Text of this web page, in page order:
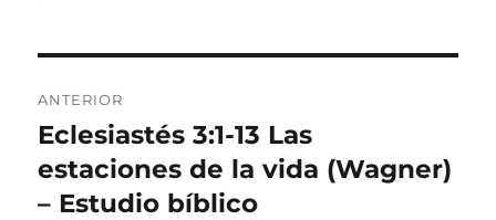
de
entradas
ANTERIOR
Entrada
anterior:
Eclesiastés 3:1-13 Las
estaciones de la vida (Wagner)
– Estudio bíblico